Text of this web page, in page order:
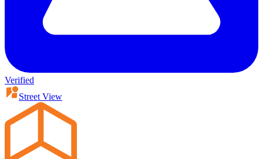
Verified
Street View